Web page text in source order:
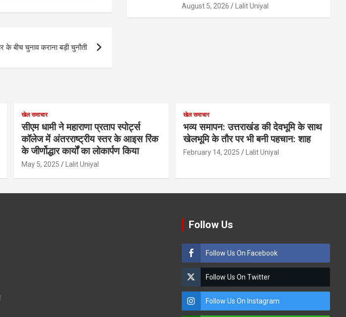
के बीच चुनाव कराना बड़ी चुनौती
August 5, 2026 Lalit Uniyal
खेल समाचार
सीएम धामी ने महाराणा प्रताप स्पोर्ट्स
कॉलेज में अंतरराष्ट्रीय स्तर के आइस रिंक
के जीर्णोद्धार कार्यों का लोकार्पण किया
May 5, 2025 Lalit Uniyal
खेल समाचार
भव्य समापन: उत्तराखंड की देवभूमि के साथ
खेलभूमि के तौर पर भी बनी पहचान: शाह
February 14, 2025 Lalit Uniyal
Follow Us
Follow Us On Facebook
Follow Us On Twitter
Follow Us On Instagram